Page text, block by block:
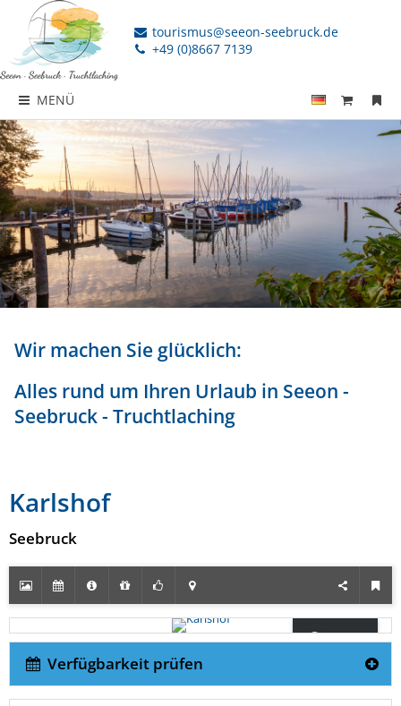
tourismus@seeon-seebruck.de
+49 (0)8667 7139
MENÜ
Wir machen Sie glücklich:
Alles rund um Ihren Urlaub in Seeon -
Seebruck - Truchtlaching
Karlshof
Seebruck
360°
Panorama
Verfügbarkeit prüfen